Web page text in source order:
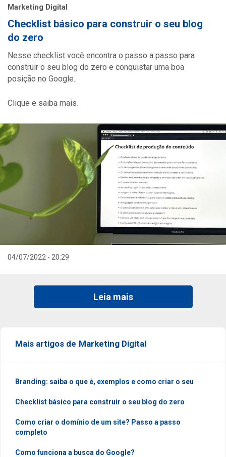
04/07/2022 - 20:29
Marketing Digital
Checklist básico para construir o seu blog
do zero
Nesse checklist você encontra o passo a passo para
construir o seu blog do zero e conquistar uma boa
posição no Google.
Clique e saiba mais.
Leia mais
Mais artigos de Marketing Digital
Branding: saiba o que é, exemplos e como criar o seu
Checklist básico para construir o seu blog do zero
Como criar o domínio de um site? Passo a passo
completo
Como funciona a busca do Google?